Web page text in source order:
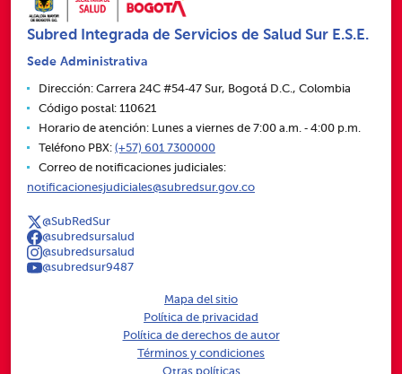
Subred Integrada de Servicios de Salud Sur E.S.E.
Sede Administrativa
Dirección: Carrera 24C #54‑47 Sur, Bogotá D.C., Colombia
Código postal: 110621
Horario de atención: Lunes a viernes de 7:00 a.m. ‑ 4:00 p.m.
Teléfono PBX: (+57) 601 7300000
Correo de notificaciones judiciales:
notificacionesjudiciales@subredsur.gov.co
@SubRedSur
@subredsursalud
@subredsursalud
@subredsur9487
Mapa del sitio
Política de privacidad
Política de derechos de autor
Términos y condiciones
Otras políticas